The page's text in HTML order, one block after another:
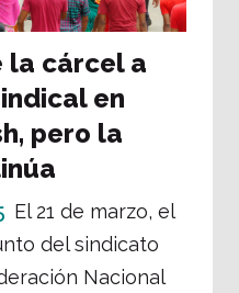
la cárcel a
en
pero la
El 21 de marzo, el
del sindicato
Nacional